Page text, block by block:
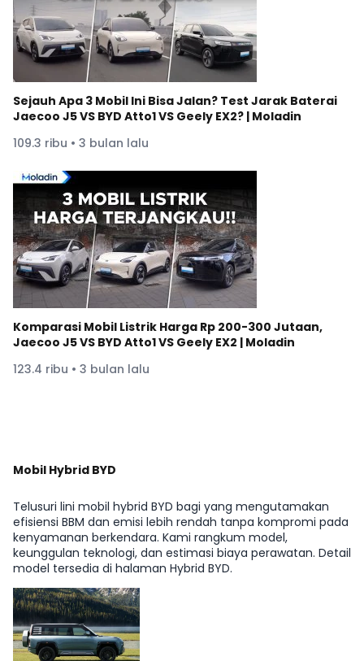
Sejauh Apa 3 Mobil Ini Bisa Jalan? Test Jarak Baterai
Jaecoo J5 VS BYD Atto1 VS Geely EX2? | Moladin
109.3 ribu • 3 bulan lalu
Komparasi Mobil Listrik Harga Rp 200-300 Jutaan,
Jaecoo J5 VS BYD Atto1 VS Geely EX2 | Moladin
123.4 ribu • 3 bulan lalu
Mobil Hybrid BYD
Telusuri lini mobil hybrid BYD bagi yang mengutamakan
efisiensi BBM dan emisi lebih rendah tanpa kompromi pada
kenyamanan berkendara. Kami rangkum model,
keunggulan teknologi, dan estimasi biaya perawatan. Detail
model tersedia di halaman Hybrid BYD.